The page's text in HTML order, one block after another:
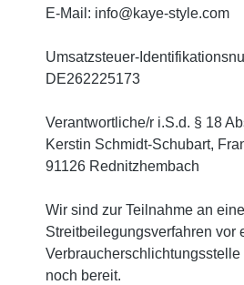
E-Mail: info@kaye-style.com
Umsatzsteuer-
DE262225173
Verantwortliche/r i.S.d. § 18
Kerstin Schmidt-Schubart,
91126 Rednitzhembach
Wir sind zur Teilnahme an
Streitbeilegungsverfahren vor
noch bereit.